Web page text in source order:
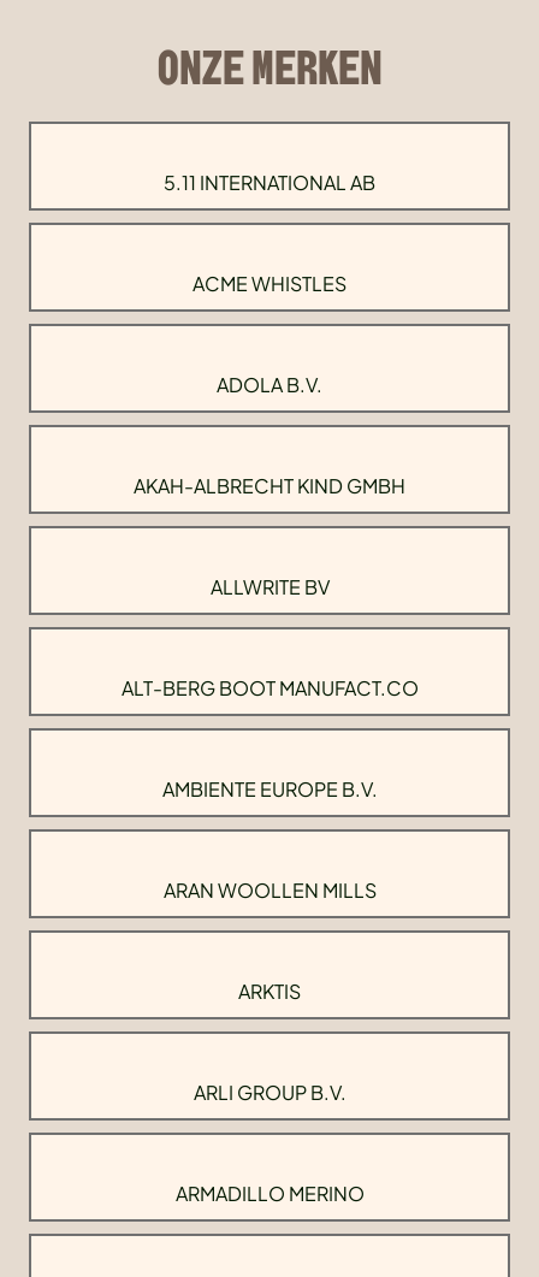
ONZE MERKEN
5.11 INTERNATIONAL AB
ACME WHISTLES
ADOLA B.V.
AKAH-ALBRECHT KIND GMBH
ALLWRITE BV
ALT-BERG BOOT MANUFACT.CO
AMBIENTE EUROPE B.V.
ARAN WOOLLEN MILLS
ARKTIS
ARLI GROUP B.V.
ARMADILLO MERINO